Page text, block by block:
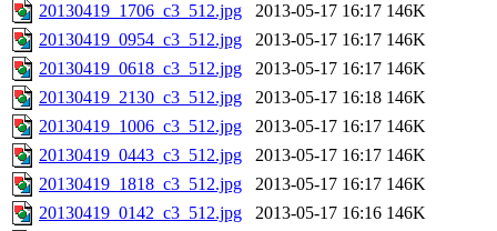
20130419_1706_c3_512.jpg
2013-05-17 16:17 146K
20130419_0954_c3_512.jpg
2013-05-17 16:17 146K
20130419_0618_c3_512.jpg
2013-05-17 16:17 146K
20130419_2130_c3_512.jpg
2013-05-17 16:18 146K
20130419_1006_c3_512.jpg
2013-05-17 16:17 146K
20130419_0443_c3_512.jpg
2013-05-17 16:17 146K
20130419_1818_c3_512.jpg
2013-05-17 16:17 146K
20130419_0142_c3_512.jpg
2013-05-17 16:16 146K